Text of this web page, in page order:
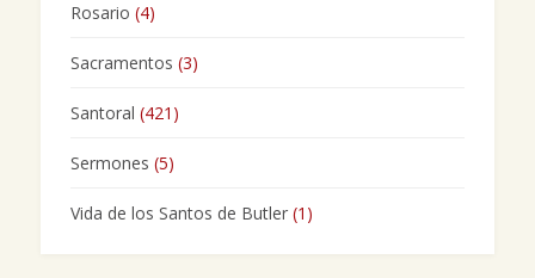
Rosario (4)
Sacramentos (3)
Santoral (421)
Sermones (5)
Vida de los Santos de Butler(1)